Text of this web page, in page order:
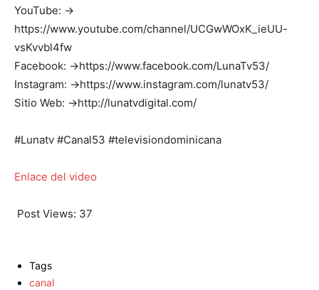
YouTube: →
https://www.youtube.com/channel/UCGwWOxK_ieUU-
vsKvvbl4fw
Facebook: →https://www.facebook.com/LunaTv53/
Instagram: →https://www.instagram.com/lunatv53/
Sitio Web: →http://lunatvdigital.com/
#Lunatv #Canal53 #televisiondominicana
Enlace del video
Post Views: 37
Tags
canal